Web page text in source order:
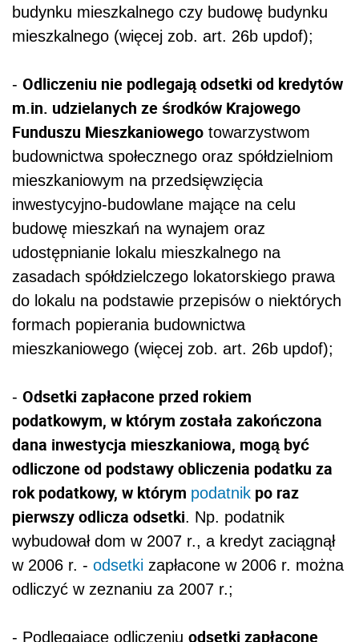
budynku mieszkalnego czy budowę budynku
mieszkalnego (więcej zob. art. 26b updof);
- Odliczeniu nie podlegają odsetki od kredytów
m.in. udzielanych ze środków Krajowego
Funduszu Mieszkaniowego towarzystwom
budownictwa społecznego oraz spółdzielniom
mieszkaniowym na przedsięwzięcia
inwestycyjno-budowlane mające na celu
budowę mieszkań na wynajem oraz
udostępnianie lokalu mieszkalnego na
zasadach spółdzielczego lokatorskiego prawa
do lokalu na podstawie przepisów o niektórych
formach popierania budownictwa
mieszkaniowego (więcej zob. art. 26b updof);
- Odsetki zapłacone przed rokiem
podatkowym, w którym została zakończona
dana inwestycja mieszkaniowa, mogą być
odliczone od podstawy obliczenia podatku za
rok podatkowy, w którym podatnik po raz
pierwszy odlicza odsetki. Np. podatnik
wybudował dom w 2007 r., a kredyt zaciągnął
w 2006 r. - odsetki zapłacone w 2006 r. można
odliczyć w zeznaniu za 2007 r.;
- Podlegające odliczeniu odsetki zapłacone